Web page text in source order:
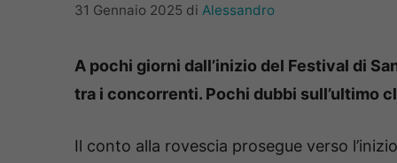
31 Gennaio 2025 di Alessandro
A pochi giorni dall’inizio del Festival di
tra i concorrenti. Pochi dubbi sull’ultimo
Il conto alla rovescia prosegue verso